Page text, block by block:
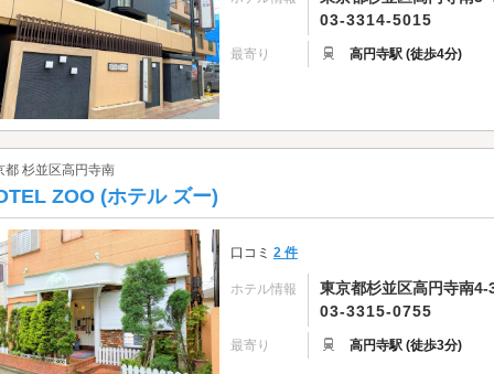
03-3314-5015
最寄り 高円寺駅 (徒歩4分)
都 杉並区高円寺南
ZOO (ホテル ズー)
口コミ 2 件
ホテル情報
東京都杉並区高円寺南4-
03-3315-0755
最寄り 高円寺駅 (徒歩3分)